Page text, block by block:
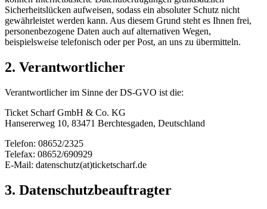
Sicherheitslücken aufweisen, sodass ein absoluter Schutz nicht
gewährleistet werden kann. Aus diesem Grund steht es Ihnen frei,
personenbezogene Daten auch auf alternativen Wegen,
beispielsweise telefonisch oder per Post, an uns zu übermitteln.
2. Verantwortlicher
Verantwortlicher im Sinne der DS-GVO ist die:
Ticket Scharf GmbH & Co. KG
Hansererweg 10, 83471 Berchtesgaden, Deutschland
Telefon: 08652/2325
Telefax: 08652/690929
E-Mail: datenschutz(at)ticketscharf.de
3. Datenschutzbeauftragter